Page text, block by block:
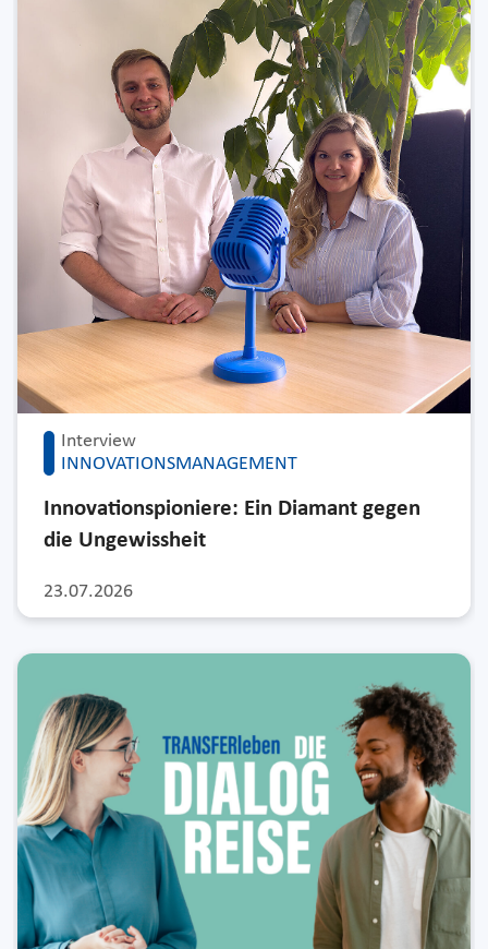
Interview
INNOVATIONSMANAGEMENT
23.07.2026
Innovationspioniere: Ein Diamant gegen
die Ungewissheit